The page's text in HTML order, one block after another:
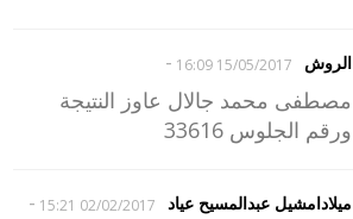
الروش 15/05/2017 16:09
-
مصطفى محمد جالال عاوز النتيجة
ورقم الجلوس 33616
ميلادامشيل عبدالمسيح عياد 02/02/2017 15:21
-